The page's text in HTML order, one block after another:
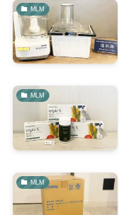
MLM
MLM
MLM